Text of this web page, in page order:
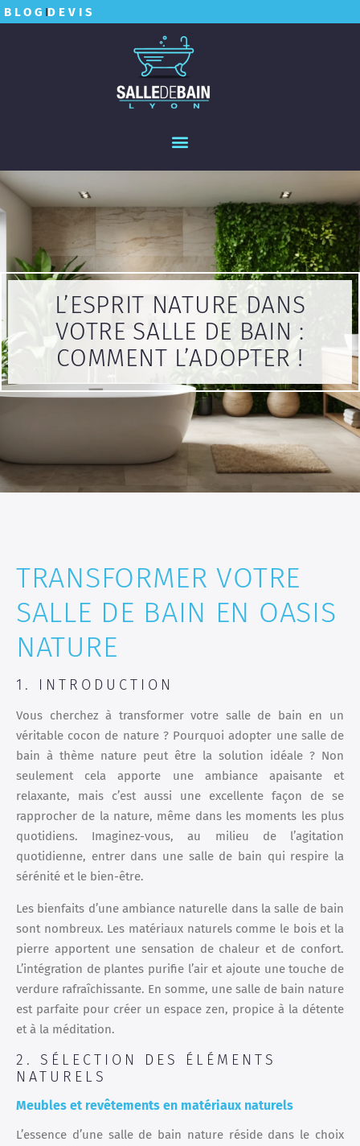
BLOG DEVIS
L’ESPRIT NATURE DANS
VOTRE SALLE DE BAIN :
COMMENT L’ADOPTER !
TRANSFORMER VOTRE
SALLE DE BAIN EN OASIS
NATURE
1. INTRODUCTION
Vous cherchez à transformer votre salle de bain en un
véritable cocon de nature ? Pourquoi adopter une salle de
bain à thème nature peut être la solution idéale ? Non
seulement cela apporte une ambiance apaisante et
relaxante, mais c’est aussi une excellente façon de se
rapprocher de la nature, même dans les moments les plus
quotidiens. Imaginez-vous, au milieu de l’agitation
quotidienne, entrer dans une salle de bain qui respire la
sérénité et le bien-être.
Les bienfaits d’une ambiance naturelle dans la salle de bain
sont nombreux. Les matériaux naturels comme le bois et la
pierre apportent une sensation de chaleur et de confort.
L’intégration de plantes purifie l’air et ajoute une touche de
verdure rafraîchissante. En somme, une salle de bain nature
est parfaite pour créer un espace zen, propice à la détente
et à la méditation.
2. SÉLECTION DES ÉLÉMENTS
NATURELS
Meubles et revêtements en matériaux naturels
L’essence d’une salle de bain nature réside dans le choix